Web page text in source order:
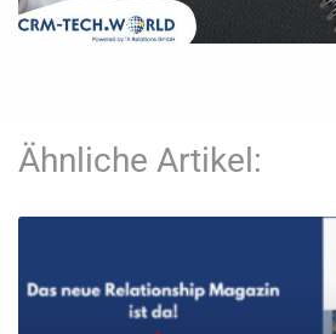
Ähnliche Artikel: